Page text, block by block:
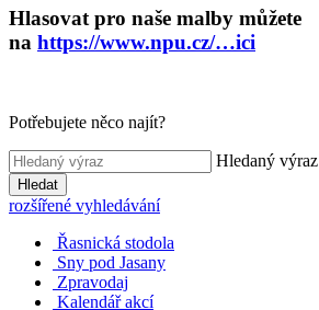
Hlasovat pro naše malby můžete
na https://www.npu.cz/…ici
Potřebujete něco najít?
Hledaný výraz
Hledat
rozšířené vyhledávání
Řasnická stodola
Sny pod Jasany
Zpravodaj
Kalendář akcí